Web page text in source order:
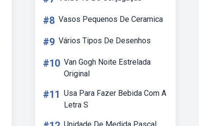
#8 Vasos Pequenos De Ceramica
#9 Vários Tipos De Desenhos
#10 Van Gogh Noite Estrelada
Original
#11 Usa Para Fazer Bebida Com A
Letra S